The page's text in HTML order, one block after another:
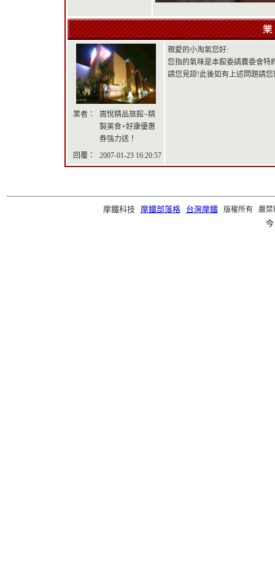
業者：
嵩悅精品旅館~精
製美食+好康優惠
券強力送！
回覆：
2007-01-23 16:20:57
親愛的小淘氣您好:
您指的氣味是本館委請農委會特
請您見諒!此後如有上述問題請
摩鐵科技 摩鐵部落格 台灣摩鐵版權所有 嚴禁